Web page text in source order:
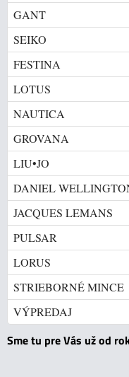
GANT
SEIKO
FESTINA
LOTUS
NAUTICA
GROVANA
LIU•JO
DANIEL
JACQUES LEMANS
PULSAR
LORUS
STRIEBORNÉ MINCE
VÝPREDAJ
Sme tu pre Vás už od